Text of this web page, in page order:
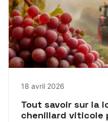
18 avril 2026
Tout savoir sur la
chenillard viticole